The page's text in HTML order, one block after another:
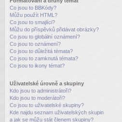
Co jsou to BBKódy?
Můžu použít HTML?
Co jsou to smajlíci?
Můžu do příspěvků přidávat obrázky?
Co jsou to globální oznámení?
Co jsou to oznámení?
Co jsou to důležitá témata?
Co jsou to zamknutá témata?
Co jsou to ikony témat?
Uživatelské úrovně a skupiny
Kdo jsou to administrátoři?
Kdo jsou to moderátoři?
Co jsou to uživatelské skupiny?
Kde najdu seznam uživatelských skupin
a jak se můžu stát členem skupiny?